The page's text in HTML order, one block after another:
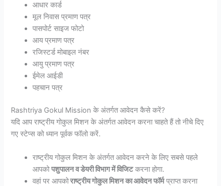
आधार कार्ड
मूल निवास प्रमाण पत्र
पासपोर्ट साइज फोटो
आय प्रमाण पत्र
रजिस्टर्ड मोबाइल नंबर
आयु प्रमाण पत्र
ईमेल आईडी
पहचान पत्र
Rashtriya Gokul Mission के अंतर्गत आवेदन कैसे करें?
यदि आप राष्ट्रीय गोकुल मिशन के अंतर्गत आवेदन करना चाहते हैं तो नीचे दिए
गए स्टेप्स को ध्यान पूर्वक फॉलो करें.
राष्ट्रीय गोकुल मिशन के अंतर्गत आवेदन करने के लिए सबसे पहले
आपकोपशुपालन व डेयरी विभाग में विजिटकरना होगा.
वहां पर आपकोराष्ट्रीय गोकुल मिशन का आवेदन फॉर्मप्राप्त करना